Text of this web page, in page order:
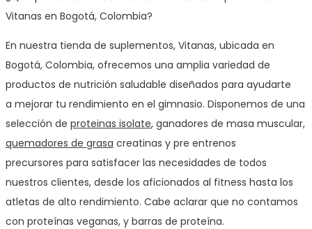
Vitanas en Bogotá, Colombia?
En nuestra tienda de suplementos, Vitanas, ubicada en
Bogotá, Colombia, ofrecemos una amplia variedad de
productos de nutrición saludable diseñados para ayudarte
a mejorar tu rendimiento en el gimnasio. Disponemos de una
selección de proteinas isolate, ganadores de masa muscular,
quemadores de grasa creatinas y pre entrenos
precursores para satisfacer las necesidades de todos
nuestros clientes, desde los aficionados al fitness hasta los
atletas de alto rendimiento. Cabe aclarar que no contamos
con proteínas veganas, y barras de proteína.